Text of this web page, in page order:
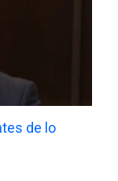
de lo